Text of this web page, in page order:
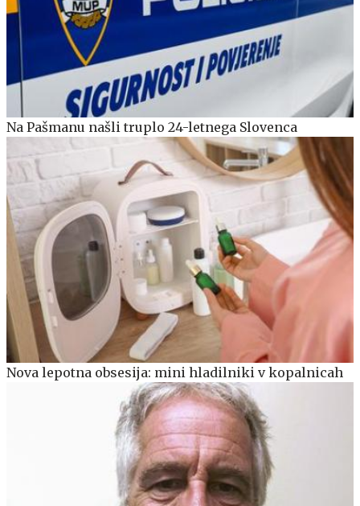
Na Pašmanu našli truplo 24-letnega Slovenca
Nova lepotna obsesija: mini hladilniki v kopalnicah